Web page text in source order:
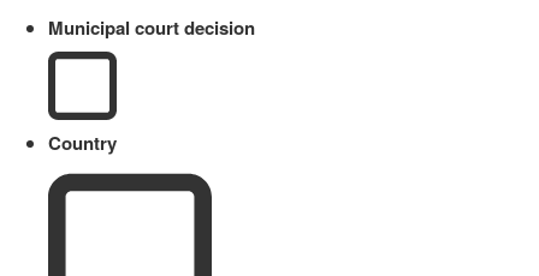
Municipal court decision
Country